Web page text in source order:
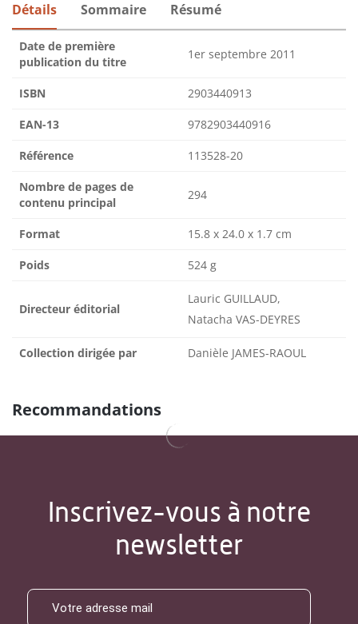
Détails Sommaire Résumé
Date de première
publication du titre
1er septembre 2011
ISBN 2903440913
EAN-13 9782903440916
Référence 113528-20
Nombre de pages de
contenu principal
294
Format 15.8 x 24.0 x 1.7 cm
Poids 524 g
Directeur éditorial
Lauric GUILLAUD,
Natacha VAS-DEYRES
Collection dirigée par Danièle JAMES-RAOUL
Recommandations
Inscrivez-vous à notre
newsletter